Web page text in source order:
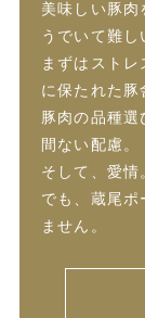
美味しい豚肉
うでいて難し
まずはスト
に保たれた豚
豚肉の品種選
間ない配慮。
そして、愛情
でも、蔵尾ポ
ません。